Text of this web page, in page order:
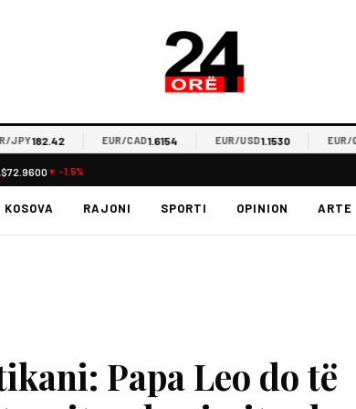
182.42 EUR/CAD1.6154 EUR/USD1.1530 EUR/GBP
$72.9600 ▼ -1.5%
KOSOVA RAJONI SPORTI OPINION ARTE
Papa Leo do të